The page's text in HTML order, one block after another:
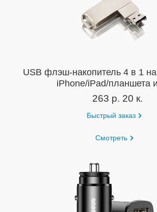
USB флэш-накопитель 4 в 1
iPhone/iPad/планшета
263 р. 20 к.
Быстрый заказ
Смотреть